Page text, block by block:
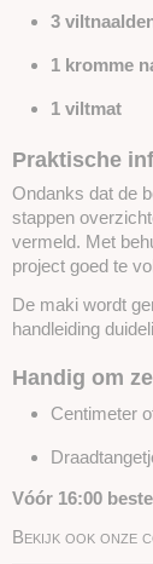
3
1 kromme
1 viltmat
Praktische
Ondanks dat de
stappen
vermeld. Met
project goed te
De maki wordt
handleiding
Handig om
Centimeter
Vóór 16:00
Bekijk ook onze